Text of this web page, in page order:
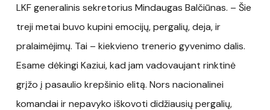
LKF generalinis sekretorius Mindaugas Balčiūnas. – Šie
treji metai buvo kupini emocijų, pergalių, deja, ir
pralaimėjimų. Tai – kiekvieno trenerio gyvenimo dalis.
Esame dėkingi Kaziui, kad jam vadovaujant rinktinė
grįžo į pasaulio krepšinio elitą. Nors nacionalinei
komandai ir nepavyko iškovoti didžiausių pergalių,